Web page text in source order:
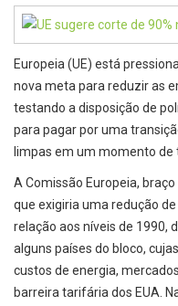
Europeia (UE) está
nova meta para reduzir as
testando a disposição de
para pagar por uma
limpas em um momento de
A Comissão Europeia,
que exigiria uma redução
relação aos níveis de 1990,
alguns países do bloco,
custos de energia,
barreira tarifária dos EUA.